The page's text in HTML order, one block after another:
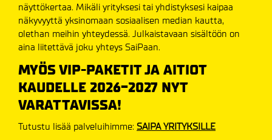
näyttökertaa. Mikäli yrityksesi tai yhdistyksesi kaipaa
näkyvyyttä yksinomaan sosiaalisen median kautta,
olethan meihin yhteydessä. Julkaistavaan sisältöön on
aina liitettävä joku yhteys SaiPaan.
MYÖS VIP-PAKETIT JA AITIOT
KAUDELLE 2026-2027 NYT
VARATTAVISSA!
Tutustu lisää palveluihimme: SAIPA YRITYKSILLE